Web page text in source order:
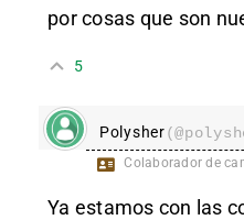
por cosas que son
5
Polysher
Colaborador de
Ya estamos con las